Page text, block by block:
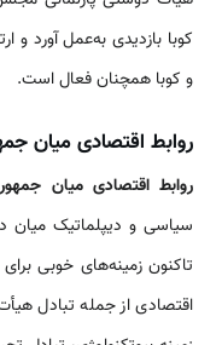
کوبا بازدیدی به‌عمل آورد و
و کوبا همچنان فعال است.
روابط اقتصادی میان
روابط اقتصادی میان
سیاسی و دیپلماتیک میان
تاکنون زمینه‌های خوبی
اقتصادی از جمله تبادل